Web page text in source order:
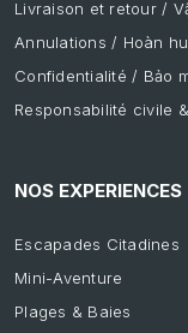
Livraison et retour /
Annulations / Hoàn
Confidentialité / Bảo
Responsabilité civile
NOS EXPERIENCES
Escapades Citadines
Mini-Aventure
Plages & Baies